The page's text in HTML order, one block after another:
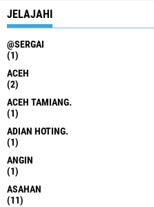
JELAJAHI
@SERGAI
(1)
ACEH
(2)
ACEH TAMIANG.
(1)
ADIAN HOTING.
(1)
ANGIN
(1)
ASAHAN
(11)